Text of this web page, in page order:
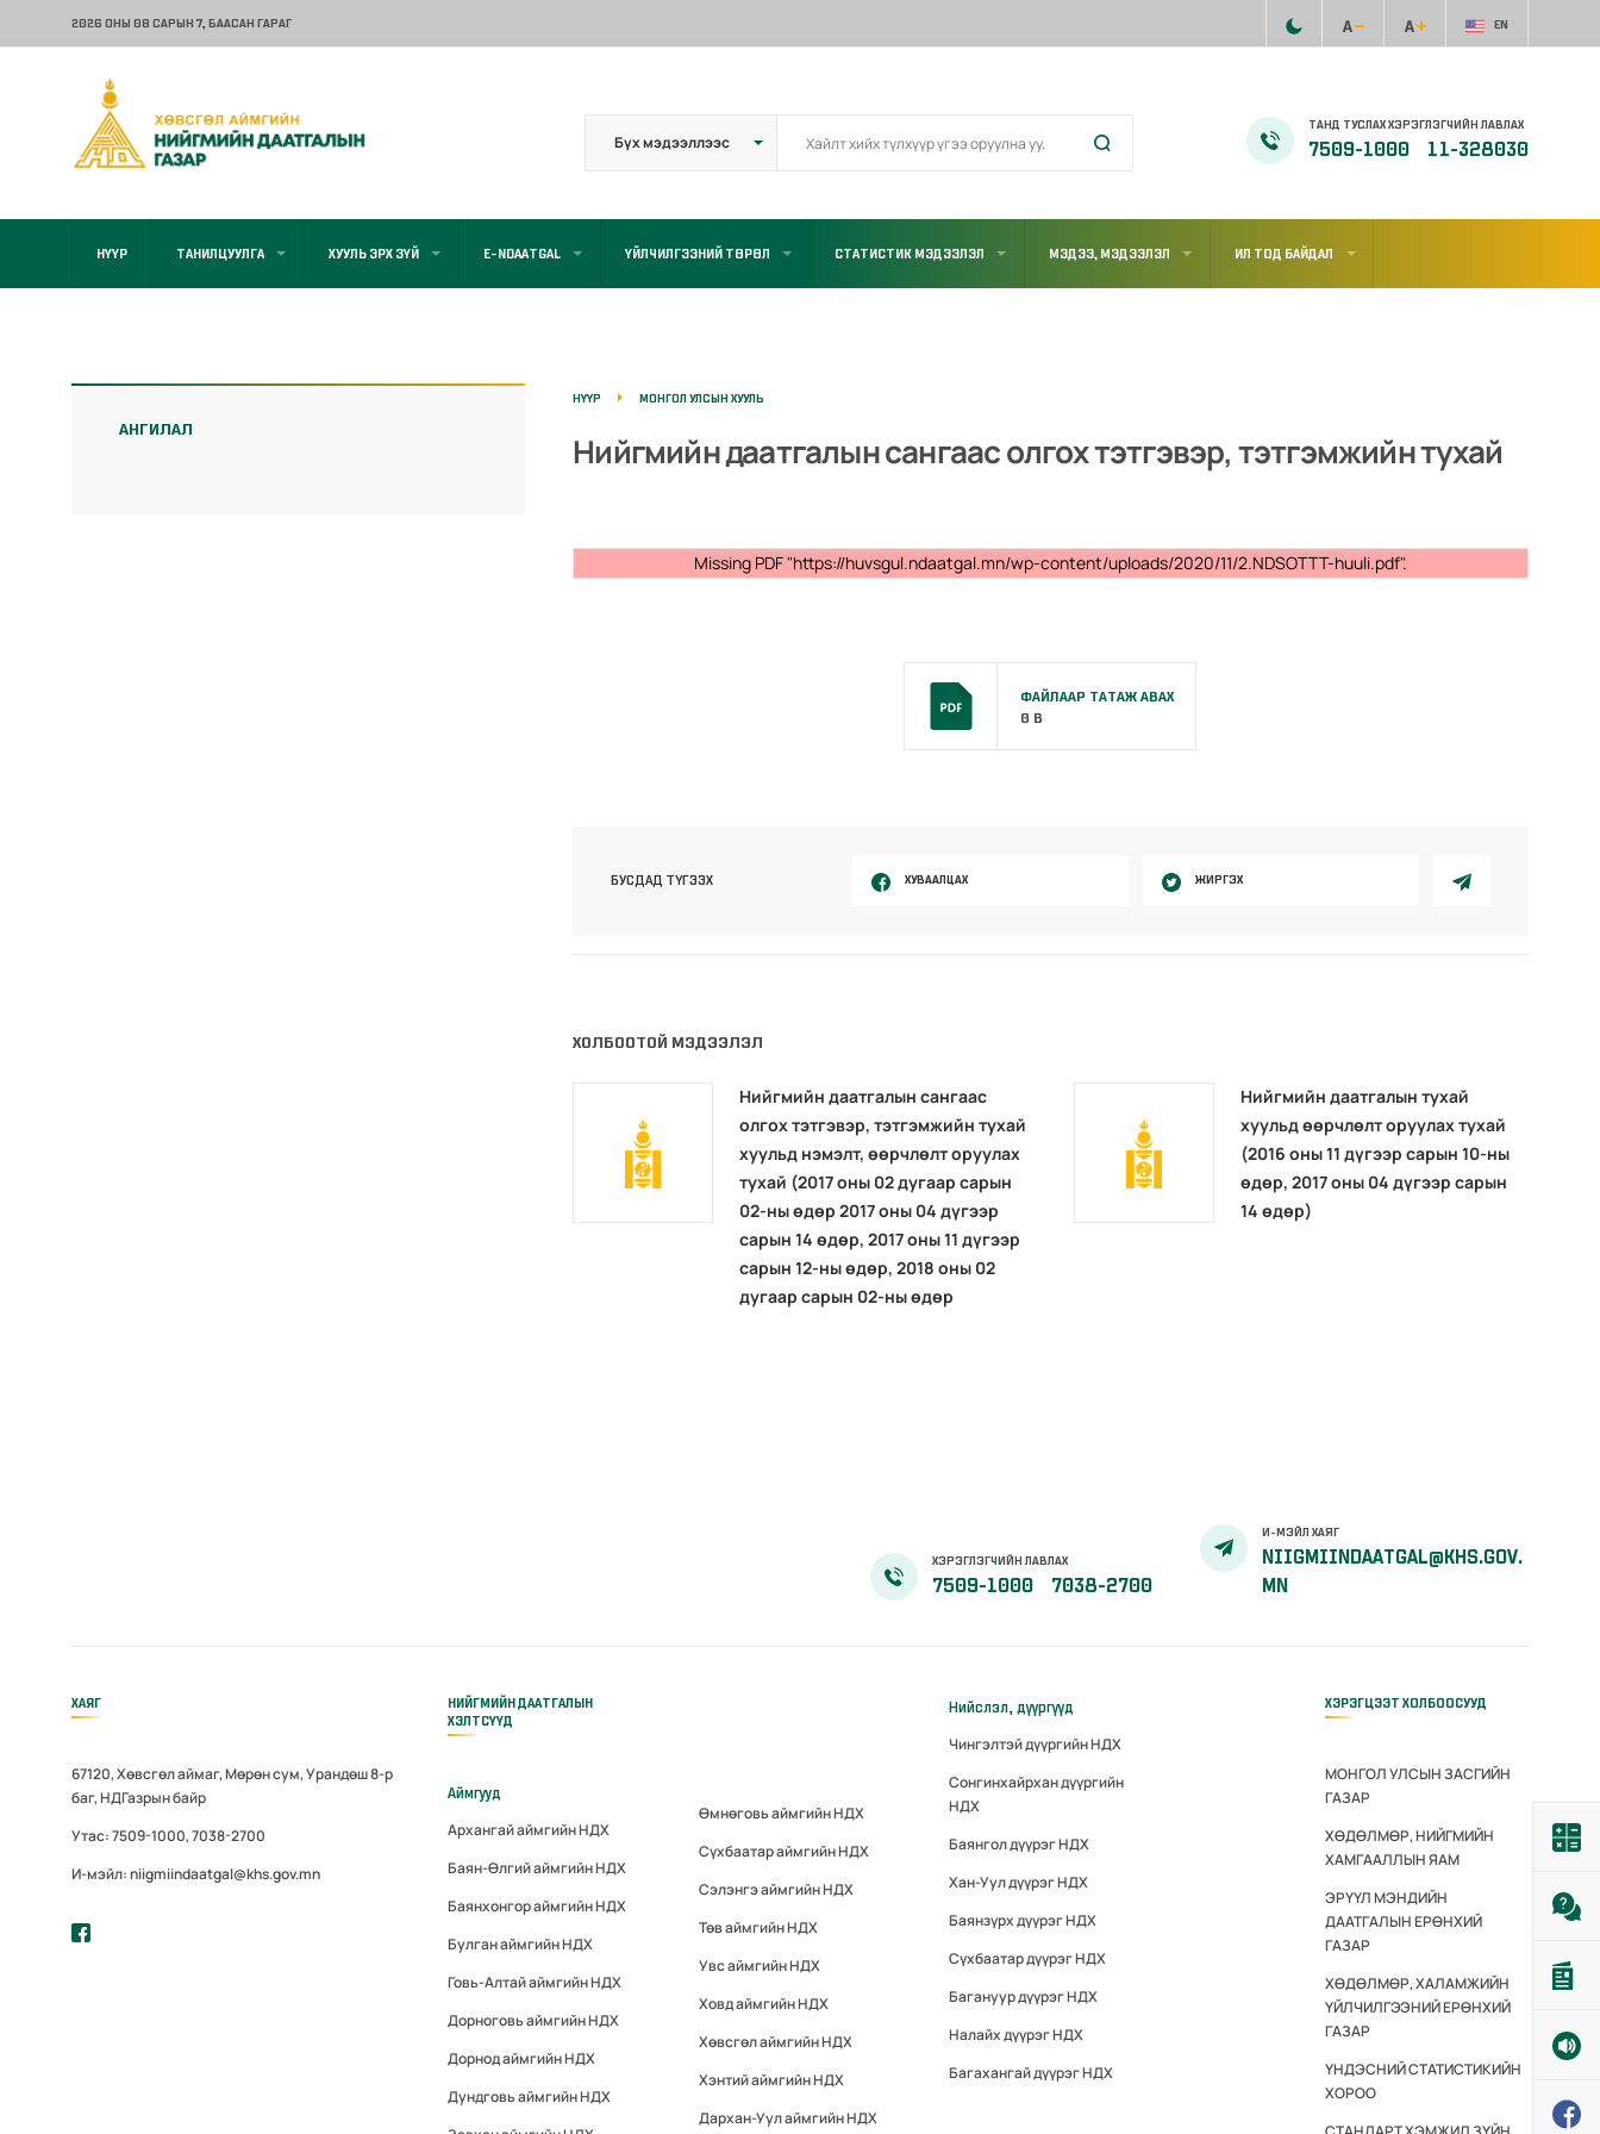
2026 ОНЫ 08 САРЫН 7, БААСАН ГАРАГ EN
ТАНД ТУСЛАХ ХЭРЭГЛЭГЧИЙН ЛАВЛАХ
7509-1000 11-328030
НҮҮР ТАНИЛЦУУЛГА ХУУЛЬ ЭРХ ЗҮЙ E-NDAATGAL ҮЙЛЧИЛГЭЭНИЙ ТӨРӨЛ СТАТИСТИК МЭДЭЭЛЭЛ МЭДЭЭ, МЭДЭЭЛЭЛ ИЛ ТОД БАЙДАЛ
АНГИЛАЛ
НҮҮР МОНГОЛ УЛСЫН ХУУЛЬ
Нийгмийн даатгалын сангаас олгох тэтгэвэр, тэтгэмжийн тухай
Missing PDF "https://huvsgul.ndaatgal.mn/wp-content/uploads/2020/11/2.NDSOTTT-huuli.pdf".
ФАЙЛААР ТАТАЖ АВАХ
0 B
БУСДАД ТҮГЭЭХ ХУВААЛЦАХ ЖИРГЭХ
ХОЛБООТОЙ МЭДЭЭЛЭЛ
Нийгмийн даатгалын сангаас
олгох тэтгэвэр, тэтгэмжийн тухай
хуульд нэмэлт, өөрчлөлт оруулах
тухай (2017 оны 02 дугаар сарын
02-ны өдөр 2017 оны 04 дүгээр
сарын 14 өдөр, 2017 оны 11 дүгээр
сарын 12-ны өдөр, 2018 оны 02
дугаар сарын 02-ны өдөр
Нийгмийн даатгалын тухай
хуульд өөрчлөлт оруулах тухай
(2016 оны 11 дүгээр сарын 10-ны
өдөр, 2017 оны 04 дүгээр сарын
14 өдөр)
ХЭРЭГЛЭГЧИЙН ЛАВЛАХ
7509-1000 7038-2700
И-МЭЙЛ ХАЯГ
NIIGMIINDAATGAL@KHS.GOV.
MN
ХАЯГ
67120, Хөвсгөл аймаг, Мөрөн сум, Урандөш 8-р
баг, НДГазрын байр
Утас: 7509-1000, 7038-2700
И-мэйл: niigmiindaatgal@khs.gov.mn
НИЙГМИЙН ДААТГАЛЫН
ХЭЛТСҮҮД
Аймгууд
Архангай аймгийн НДХ
Баян-Өлгий аймгийн НДХ
Баянхонгор аймгийн НДХ
Булган аймгийн НДХ
Говь-Алтай аймгийн НДХ
Дорноговь аймгийн НДХ
Дорнод аймгийн НДХ
Дундговь аймгийн НДХ
Өмнөговь аймгийн НДХ
Сүхбаатар аймгийн НДХ
Сэлэнгэ аймгийн НДХ
Төв аймгийн НДХ
Увс аймгийн НДХ
Ховд аймгийн НДХ
Хөвсгөл аймгийн НДХ
Хэнтий аймгийн НДХ
Дархан-Уул аймгийн НДХ
Нийслэл, дүүргүүд
Чингэлтэй дүүргийн НДХ
Сонгинхайрхан дүүргийн
НДХ
Баянгол дүүрэг НДХ
Хан-Уул дүүрэг НДХ
Баянзүрх дүүрэг НДХ
Сүхбаатар дүүрэг НДХ
Багануур дүүрэг НДХ
Налайх дүүрэг НДХ
Багахангай дүүрэг НДХ
ХЭРЭГЦЭЭТ ХОЛБООСУУД
МОНГОЛ УЛСЫН ЗАСГИЙН
ГАЗАР
ХӨДӨЛМӨР, НИЙГМИЙН
ХАМГААЛЛЫН ЯАМ
ЭРҮҮЛ МЭНДИЙН
ДААТГАЛЫН ЕРӨНХИЙ
ГАЗАР
ХӨДӨЛМӨР, ХАЛАМЖИЙН
ҮЙЛЧИЛГЭЭНИЙ ЕРӨНХИЙ
ГАЗАР
ҮНДЭСНИЙ СТАТИСТИКИЙН
ХОРОО